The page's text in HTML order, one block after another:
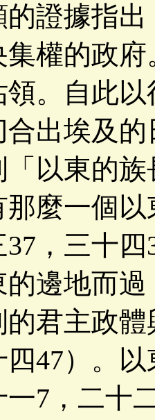
證據指
權的政
。自此
出埃及
以東的
麼一個以
37，三十
邊地而
主政體
47）。
一7，二十